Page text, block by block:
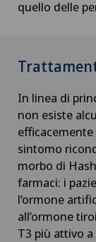
Disturbi
Dolore al
Dolore
Ematologia
quello delle
In linea di
non esiste
sintomo
morbo di
farmaci: i
l’ormone
all’ormone
T3 più attivo